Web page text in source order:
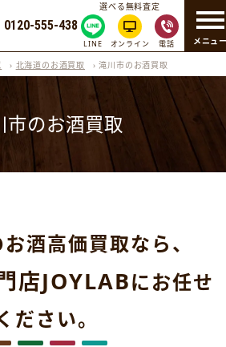
メニュ
0120-555-438
選べる無料査定
LINE オンライン 電話
› 北海道のお酒買取 ›滝川市のお酒買取
市のお酒買取
酒高価買取なら、
店JOYLABにお任せ
ださい。